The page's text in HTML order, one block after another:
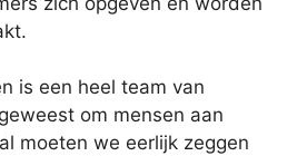
is een heel team van
om mensen aan
moeten we eerlijk zeggen